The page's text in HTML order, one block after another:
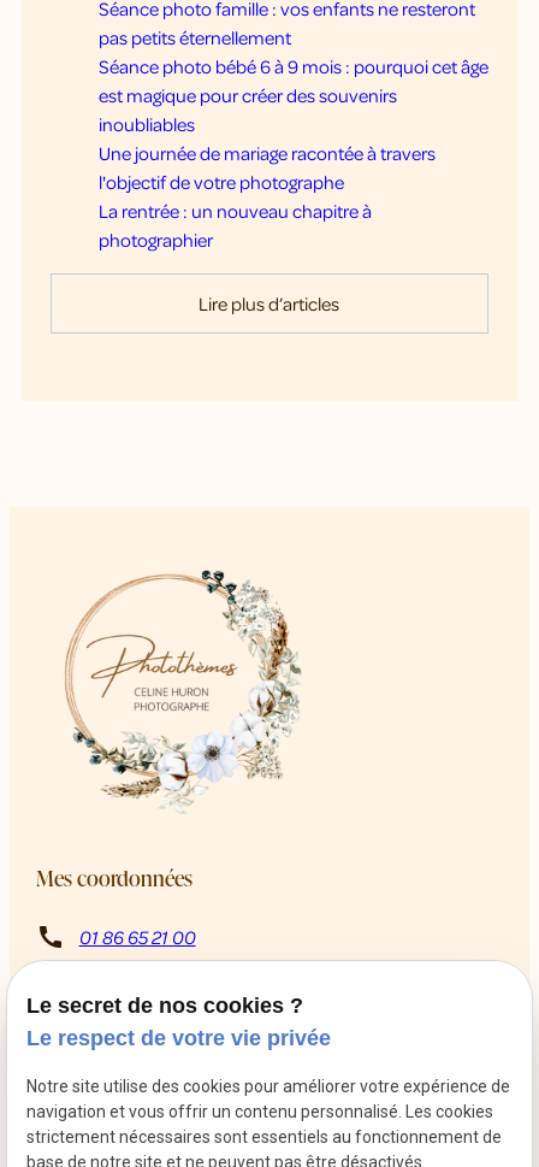
Séance photo famille : vos enfants ne resteront
pas petits éternellement
Séance photo bébé 6 à 9 mois : pourquoi cet âge
est magique pour créer des souvenirs
inoubliables
Une journée de mariage racontée à travers
l'objectif de votre photographe
La rentrée : un nouveau chapitre à
photographier
Lire plus d’articles
Mes coordonnées
call 01 86 65 21 00
8 Rue Rabutin Chantal
13009 Marseille
Du mardi au samedi de 10h à 12h puis de 14h à 18h
Retrouvez-moi sur les réseaux sociaux
Le secret de nos cookies ?
Le respect de votre vie privée
Notre site utilise des cookies pour améliorer votre expérience de
navigation et vous offrir un contenu personnalisé. Les cookies
strictement nécessaires sont essentiels au fonctionnement de
base de notre site et ne peuvent pas être désactivés.